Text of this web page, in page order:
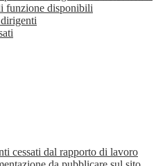
funzione disponibili
cessati dal rapporto di lavoro